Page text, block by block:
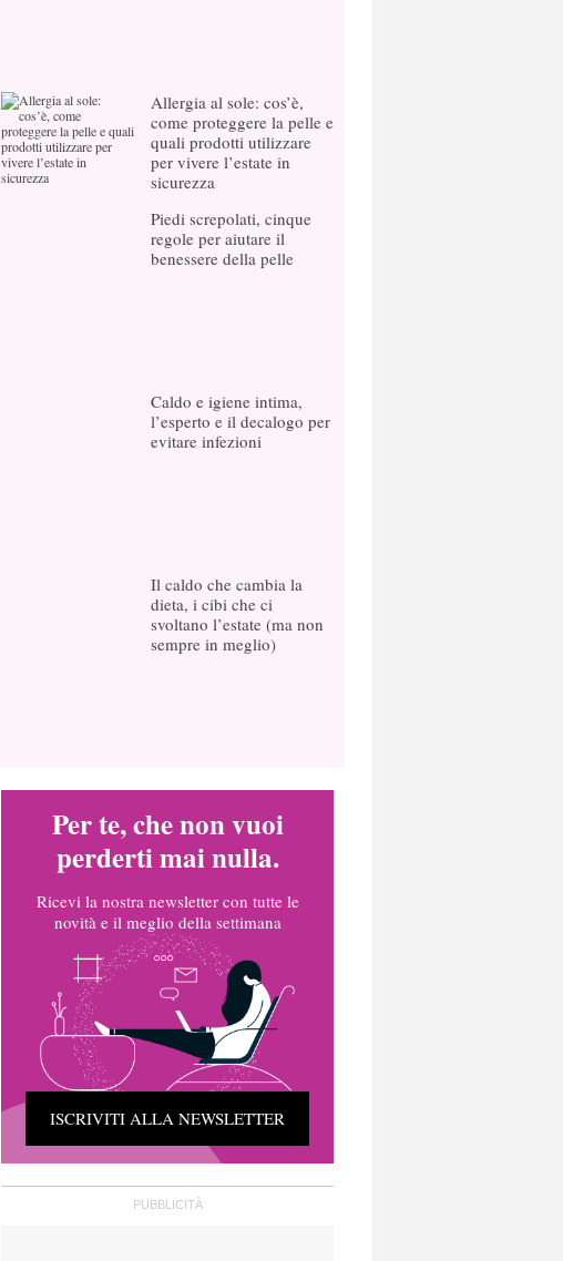
Allergia al sole: cos’è,
come proteggere la pelle e
quali prodotti utilizzare
per vivere l’estate in
sicurezza
Piedi screpolati, cinque
regole per aiutare il
benessere della pelle
Caldo e igiene intima,
l’esperto e il decalogo per
evitare infezioni
Il caldo che cambia la
dieta, i cibi che ci
svoltano l’estate (ma non
sempre in meglio)
Per te, che non vuoi
perderti mai nulla.
Ricevi la nostra newsletter con tutte le
novità e il meglio della settimana
ISCRIVITI ALLA NEWSLETTER